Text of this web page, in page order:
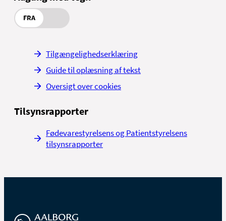
FRA
Tilgængelighedserklæring
Guide til oplæsning af tekst
Oversigt over cookies
Tilsynsrapporter
Fødevarestyrelsens og Patientstyrelsens
tilsynsrapporter